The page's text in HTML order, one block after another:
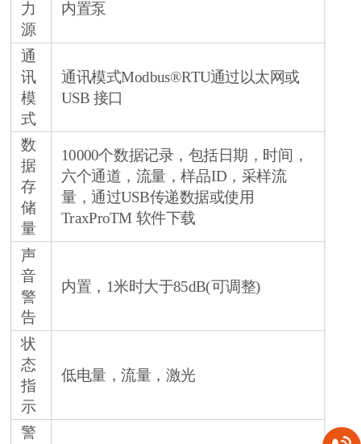
力
源
内置泵
通
讯
模
式
通讯模式Modbus®RTU通过以太网或
USB 接口
数
据
存
储
量
10000个数据记录，包括日期，时间，
六个通道，流量，样品ID，采样流
量，通过USB传递数据或使用
TraxProTM 软件下载
声
音
警
告
内置，1米时大于85dB(可调整)
状
态
指
示
低电量，流量，激光
警